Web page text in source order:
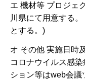
エ 機材等 プロジェ
川県にて用意する
とする。)
オ その他 実施日時
コロナウイルス感
ション等はweb会